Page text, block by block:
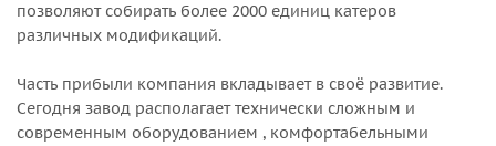
позволяют собирать более 2000 единиц катеров
различных модификаций.
Часть прибыли компания вкладывает в своё развитие.
Сегодня завод располагает технически сложным и
современным оборудованием , комфортабельными